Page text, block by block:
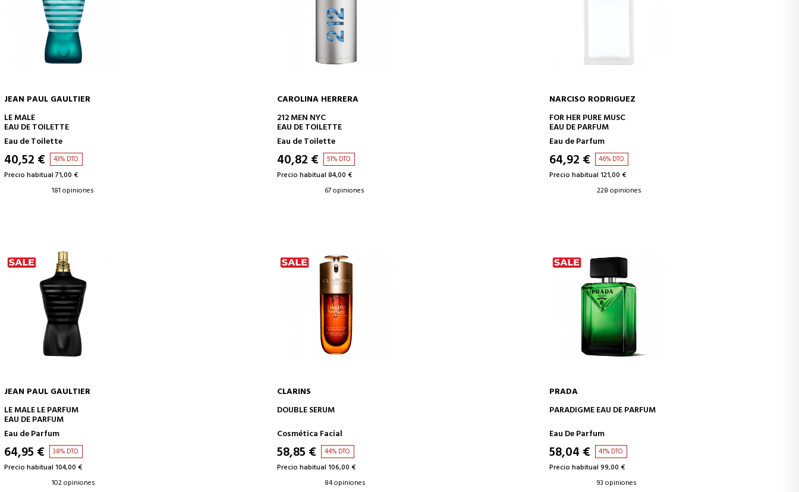
JEAN PAUL GAULTIER
LE MALE
EAU DE TOILETTE
Eau de Toilette
40,52 € 43% DTO.
Precio habitual 71,00 €
181 opiniones
CAROLINA HERRERA
212 MEN NYC
EAU DE TOILETTE
Eau de Toilette
40,82 € 51% DTO.
Precio habitual 84,00 €
67 opiniones
NARCISO RODRIGUEZ
FOR HER PURE MUSC
EAU DE PARFUM
Eau de Parfum
64,92 € 46% DTO.
Precio habitual 121,00 €
228 opiniones
JEAN PAUL GAULTIER
LE MALE LE PARFUM
EAU DE PARFUM
Eau de Parfum
64,95 € 38% DTO.
Precio habitual 104,00 €
102 opiniones
CLARINS
DOUBLE SERUM
Cosmética Facial
58,85 € 44% DTO.
Precio habitual 106,00 €
84 opiniones
AÑADIR A LA CESTA
PRADA
PARADIGME EAU DE PARFUM
Eau De Parfum
58,04 € 41% DTO.
Precio habitual 99,00 €
93 opiniones